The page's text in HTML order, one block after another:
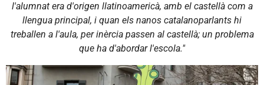
l'alumnat era d'origen llatinoamericà, amb el castellà com a
llengua principal, i quan els nanos catalanoparlants hi
treballen a l'aula, per inèrcia passen al castellà; un problema
que ha d'abordar l'escola."